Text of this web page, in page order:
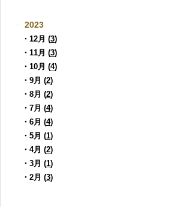
2023
・12月 (3)
・11月 (3)
・10月 (4)
・9月 (2)
・8月 (2)
・7月 (4)
・6月 (4)
・5月 (1)
・4月 (2)
・3月 (1)
・2月 (3)